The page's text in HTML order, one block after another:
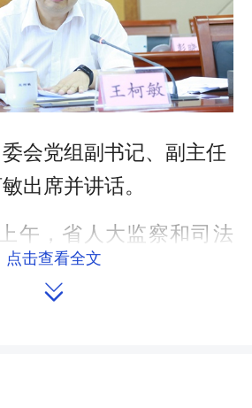
党组副书记、副主任
出席并讲话。
，省人大监察和司法
联工委组织部分省人大
人大代表对省政府、省
点击查看全文
